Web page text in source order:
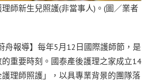
師新生兒照護(非當事人)。(圖／業者
舟報導】每年5月12日國際護師節，是
重要時刻。國泰產後護理之家成立14
理師照護」，以具專業背景的團隊落